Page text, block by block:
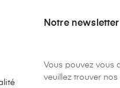
Notre newsletter
Vous pouvez vous
veuillez trouver